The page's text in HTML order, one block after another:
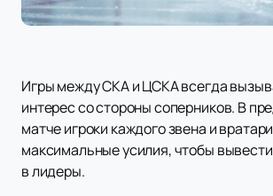
Игры между СКА и ЦСКА всегда
интерес со стороны соперников. В
матче игроки каждого звена и
максимальные усилия, чтобы
в лидеры.